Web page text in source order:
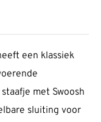
een klassiek
met Swoosh
sluiting voor